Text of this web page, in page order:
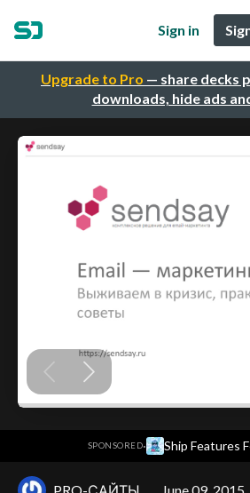
Upgrade to Pro — share decks
downloads, hide ads
Sign in
SPONSORED· Ship Features